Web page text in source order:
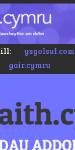
ysgolsul.com
gair.cymru